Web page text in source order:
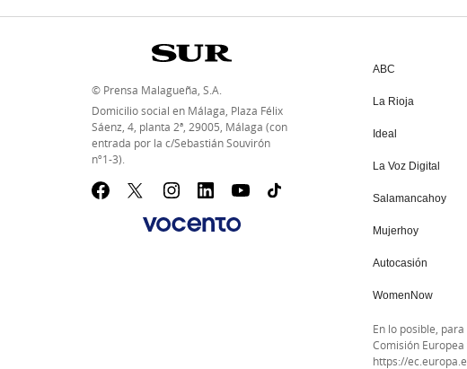
© Prensa Malagueña, S.A.
Domicilio social en Málaga, Plaza Félix
Sáenz, 4, planta 2ª, 29005, Málaga (con
entrada por la c/Sebastián Souvirón
nº1-3).
ABC
La Rioja
Ideal
La Voz Digital
Salamancahoy
Mujerhoy
Autocasión
WomenNow
En lo posible,
Comisión
https://